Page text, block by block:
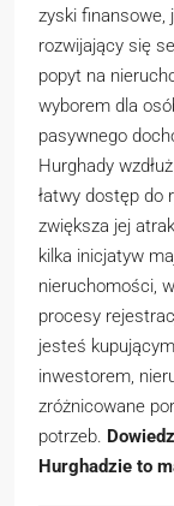
zyski finansowe,
rozwijający się
popyt na
wyborem dla
pasywnego
Hurghady
łatwy dostęp do
zwiększa jej
kilka inicjatyw
nieruchomości,
procesy
jesteś
inwestorem,
zróżnicowane
potrzeb.
Hurghadzie to